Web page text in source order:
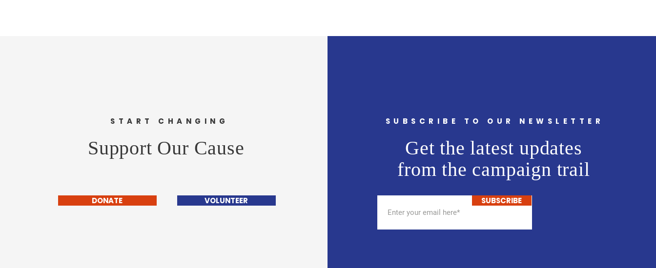
START CHANGING
Support Our Cause
DONATE VOLUNTEER
SUBSCRIBE TO OUR NEWSLETTER
Get the latest updates
from the campaign trail
SUBSCRIBE